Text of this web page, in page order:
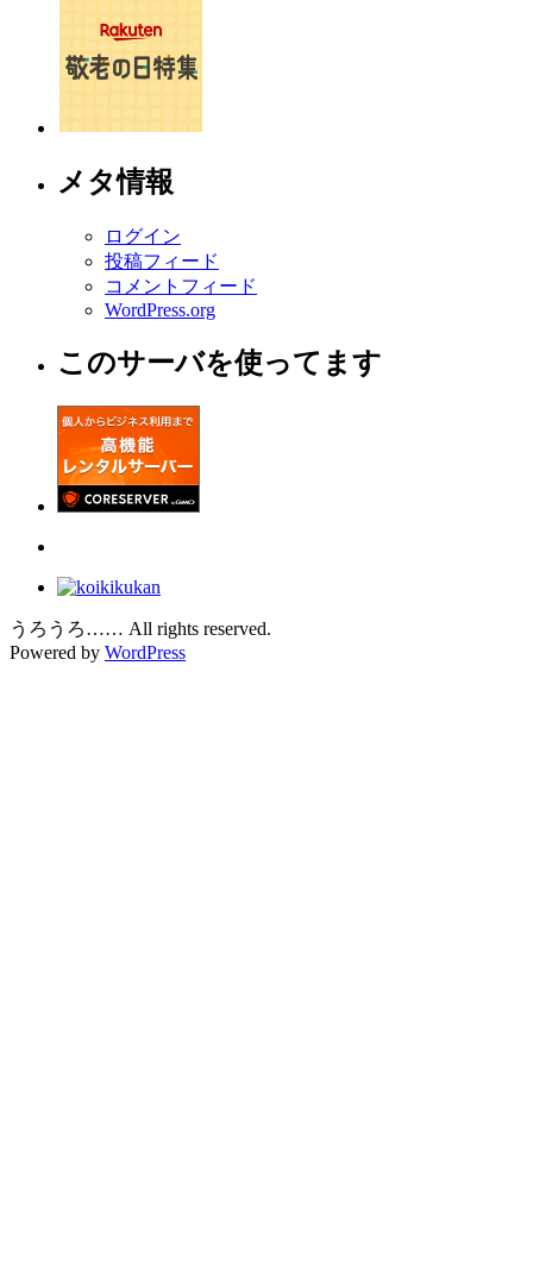
メタ情報
ログイン
投稿フィード
コメントフィード
WordPress.org
このサーバを使ってます
うろうろ…… All rights reserved.
Powered by WordPress